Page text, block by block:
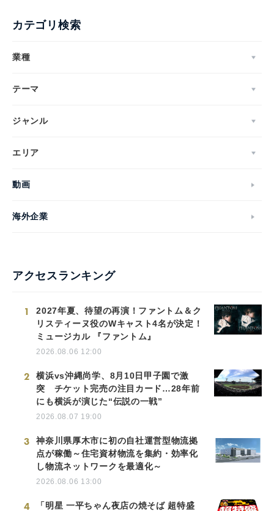
カテゴリ検索
業種
テーマ
ジャンル
エリア
動画
海外企業
アクセスランキング
1
2027年夏、待望の再演！ファントム＆ク
リスティーヌ役のWキャスト4名が決定！
ミュージカル 『ファントム』
2026.08.06 12:00
2
横浜vs沖縄尚学、8月10日甲子園で激
突 チケット完売の注目カード…28年前
にも横浜が演じた“伝説の一戦”
2026.08.07 19:00
3
神奈川県厚木市に初の自社運営型物流拠
点が稼働～住宅資材物流を集約・効率化
し物流ネットワークを最適化～
2026.08.06 13:00
4 「明星 一平ちゃん夜店の焼そば 超特盛